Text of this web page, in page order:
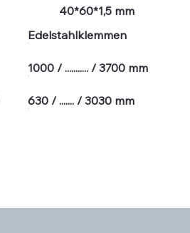
40*60*1,5 mm
Edelstahlklemmen
1000 / ........... / 3700 mm
630 / ....... / 3030 mm